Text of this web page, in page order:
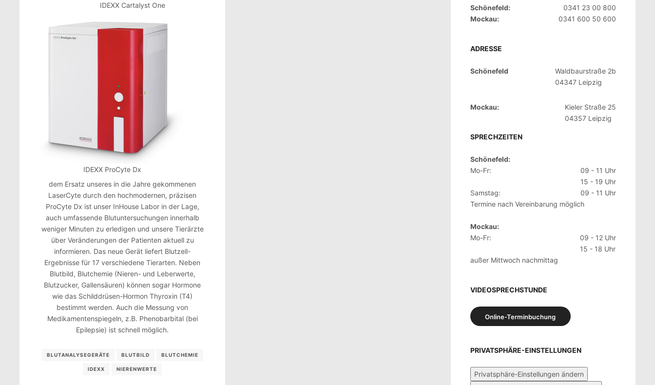
IDEXX Cartalyst One
IDEXX ProCyte Dx
dem Ersatz unseres in die Jahre gekommenen
LaserCyte durch den hochmodernen, präzisen
ProCyte Dx ist unser InHouse Labor in der Lage,
auch umfassende Blutuntersuchungen innerhalb
weniger Minuten zu erledigen und unsere Tierärzte
über Veränderungen der Patienten aktuell zu
informieren. Das neue Gerät liefert Blutzell-
Ergebnisse für 17 verschiedene Tierarten. Neben
Blutbild, Blutchemie (Nieren- und Leberwerte,
Blutzucker, Gallensäuren) können sogar Hormone
wie das Schilddrüsen-Hormon Thyroxin (T4)
bestimmt werden. Auch die Messung von
Medikamentenspiegeln, z.B. Phenobarbital (bei
Epilepsie) ist schnell möglich.
BLUTANALYSEGERÄTE BLUTBILD BLUTCHEMIE
IDEXX NIERENWERTE
Schönefeld:
0341 23 00 800
Mockau:
0341 600 50 600
ADRESSE
Schönefeld
Waldbaurstraße 2b
04347 Leipzig
Mockau:
Kieler Straße 25
04357 Leipzig
SPRECHZEITEN
Schönefeld:
Mo-Fr:
09 - 11 Uhr
15 - 19 Uhr
Samstag:
09 - 11 Uhr
Termine nach Vereinbarung möglich
Mockau:
Mo-Fr:
09 - 12 Uhr
15 - 18 Uhr
außer Mittwoch nachmittag
VIDEOSPRECHSTUNDE
Online-Terminbuchung
PRIVATSPHÄRE-EINSTELLUNGEN
Privatsphäre-Einstellungen ändern